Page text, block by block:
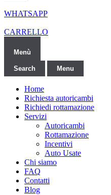
WHATSAPP
CARRELLO
Menù
Search Menu
Home
Richiesta autoricambi
Richiedi rottamazione
Servizi
Autoricambi
Rottamazione
Incentivi
Auto Usate
Chi siamo
FAQ
Contatti
Blog